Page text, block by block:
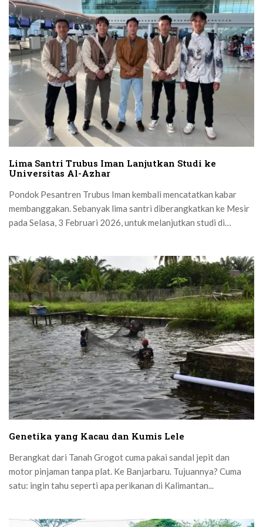
Lima Santri Trubus Iman Lanjutkan Studi ke
Universitas Al-Azhar
Pondok Pesantren Trubus Iman kembali mencatatkan kabar
membanggakan. Sebanyak lima santri diberangkatkan ke Mesir
pada Selasa, 3 Februari 2026, untuk melanjutkan studi di
Genetika yang Kacau dan Kumis Lele
Berangkat dari Tanah Grogot cuma pakai sandal jepit dan
motor pinjaman tanpa plat. Ke Banjarbaru. Tujuannya? Cuma
satu: ingin tahu seperti apa perikanan di Kalimantan...